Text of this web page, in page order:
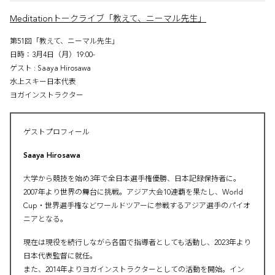
Meditationトークライブ「教えて、ニーマル先生」
第51回「教えて、ニーマル先生」
日時：3月4日（月）19:00-
ゲスト : Saaya Hirosawa
水上スキー日本代表
ヨガインストラクター
ゲストプロフィール
Saaya Hirosawa
大学から競技を始め3年で全日本選手権優勝、日本記録保持者に。
2007年より世界の舞台に挑戦。アジア大会10連覇を果たし、World
Cup・世界選手権などワールドツアーに参戦するアジア選手のパイオ
ニアとなる。
現在は現役を続行しながら各国で指導者としても活動し、2023年より
日本代表監督に就任。
また、2014年よりヨガインストラクターとしての活動を開始。イン